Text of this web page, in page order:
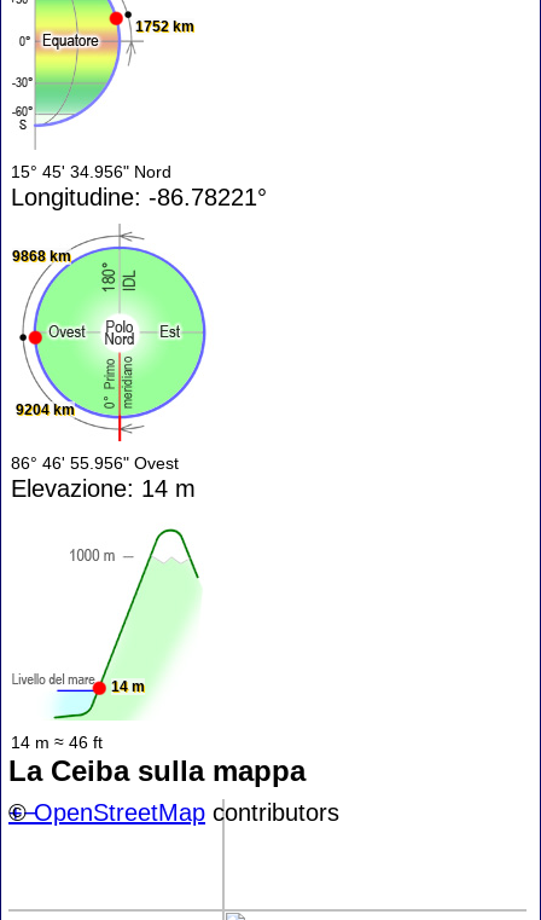
1752 km
15° 45' 34.956" Nord
Longitudine: -86.78221°
9204 km
9868 km
86° 46' 55.956" Ovest
Elevazione: 14 m
14 m
14 m ≈ 46 ft
La Ceiba sulla mappa
+−
©OpenStreetMap contributors